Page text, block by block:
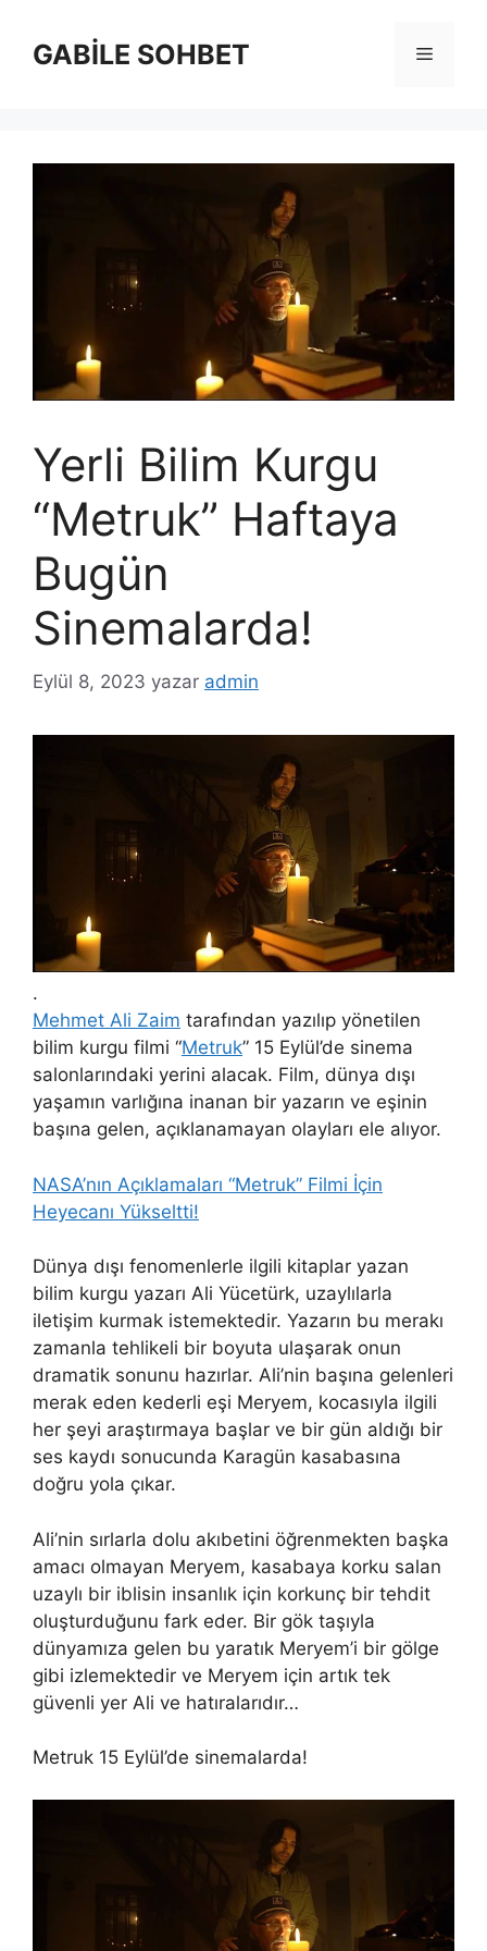
GABİLE SOHBET Menü
Yerli Bilim Kurgu
“Metruk” Haftaya
Bugün
Sinemalarda!
Eylül 8, 2023 yazar admin
.
Mehmet Ali Zaim tarafından yazılıp yönetilen
bilim kurgu filmi “Metruk” 15 Eylül’de sinema
salonlarındaki yerini alacak. Film, dünya dışı
yaşamın varlığına inanan bir yazarın ve eşinin
başına gelen, açıklanamayan olayları ele alıyor.
NASA’nın Açıklamaları “Metruk” Filmi İçin
Heyecanı Yükseltti!
Dünya dışı fenomenlerle ilgili kitaplar yazan
bilim kurgu yazarı Ali Yücetürk, uzaylılarla
iletişim kurmak istemektedir. Yazarın bu merakı
zamanla tehlikeli bir boyuta ulaşarak onun
dramatik sonunu hazırlar. Ali’nin başına gelenleri
merak eden kederli eşi Meryem, kocasıyla ilgili
her şeyi araştırmaya başlar ve bir gün aldığı bir
ses kaydı sonucunda Karagün kasabasına
doğru yola çıkar.
Ali’nin sırlarla dolu akıbetini öğrenmekten başka
amacı olmayan Meryem, kasabaya korku salan
uzaylı bir iblisin insanlık için korkunç bir tehdit
oluşturduğunu fark eder. Bir gök taşıyla
dünyamıza gelen bu yaratık Meryem’i bir gölge
gibi izlemektedir ve Meryem için artık tek
güvenli yer Ali ve hatıralarıdır…
Metruk 15 Eylül’de sinemalarda!